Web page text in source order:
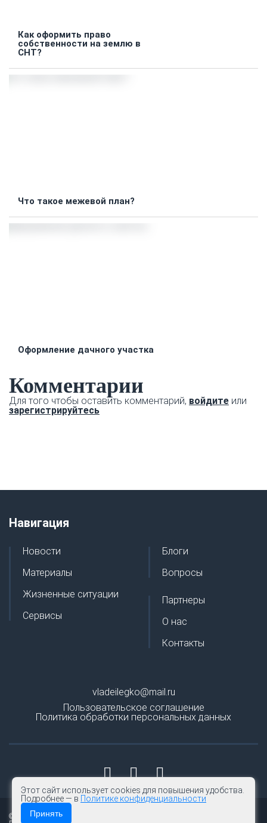
Как оформить право
собственности на землю в
СНТ?
Что такое межевой план?
Оформление дачного участка
Комментарии
Для того чтобы оставить комментарий, войдите или
зарегистрируйтесь
Навигация
Новости
Материалы
Жизненные ситуации
Сервисы
Блоги
Вопросы
Партнеры
О нас
Контакты
vladeilegko@mail.ru
Пользовательское соглашение
Политика обработки персональных данных
© 2026 | Владей легко
Этот сайт использует cookies для повышения удобства.
Подробнее — в Политике конфиденциальности
Принять